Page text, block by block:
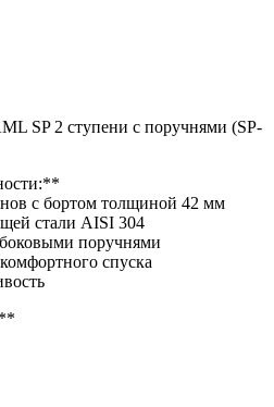
SP 2 ступени с поручнями (SP-
с бортом толщиной 42 мм
стали AISI 304
поручнями
спуска